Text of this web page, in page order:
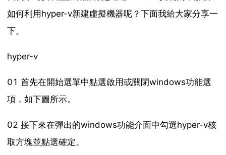
如何利用hyper-v新建虛擬機器呢？下面我給大家分享一
下。
hyper-v
01 首先在開始選單中點選啟用或關閉windows功能選
項，如下圖所示。
02 接下來在彈出的windows功能介面中勾選hyper-v核
取方塊並點選確定。